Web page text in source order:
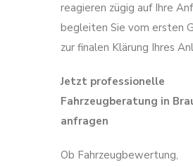
reagieren zügig auf Ihre
begleiten Sie vom ersten
zur finalen Klärung Ihres
Jetzt professionelle
Fahrzeugberatung in
anfragen
Ob Fahrzeugbewertung,